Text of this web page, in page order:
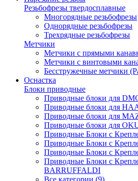
Резьбофрезы твердосплавные
Многорядные резьбофрезы
Однорядные резьбофрезы
Трехрядные резьбофрезы
Метчики
Метчики с прямыми
Метчики с винтовыми
Бесстружечные метчики
Оснастка
Блоки приводные
Приводные блоки для
Приводные блоки для
Приводные блоки для
Приводные блоки для
Приводные Блоки с
Приводные Блоки с
Приводные Блоки с
Приводные Блоки с
BARRUFFALDI
Все категории (9)